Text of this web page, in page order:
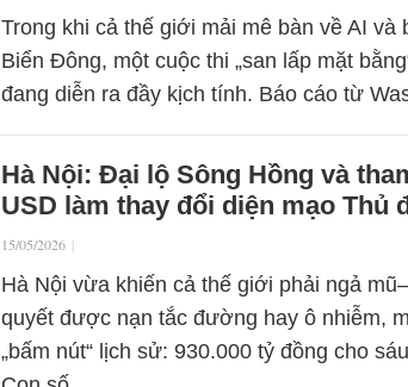
Trong khi cả thế giới mải mê bàn về AI và
Biển Đông, một cuộc thi „san lấp mặt
đang diễn ra đầy kịch tính. Báo cáo từ
Hà Nội: Đại lộ Sông Hồng và
USD làm thay đổi diện mạo Thủ
15/05/2026 |
Hà Nội vừa khiến cả thế giới phải ngả
quyết được nạn tắc đường hay ô nhiễm,
„bấm nút“ lịch sử: 930.000 tỷ đồng cho